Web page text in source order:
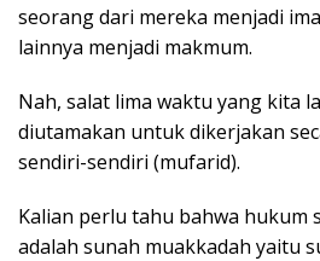
k
p
seorang dari mereka menjadi
lainnya menjadi makmum.
Nah, salat lima waktu yang kita
diutamakan untuk dikerjakan
sendiri-sendiri (mufarid).
Kalian perlu tahu bahwa hukum
adalah sunah muakkadah yaitu